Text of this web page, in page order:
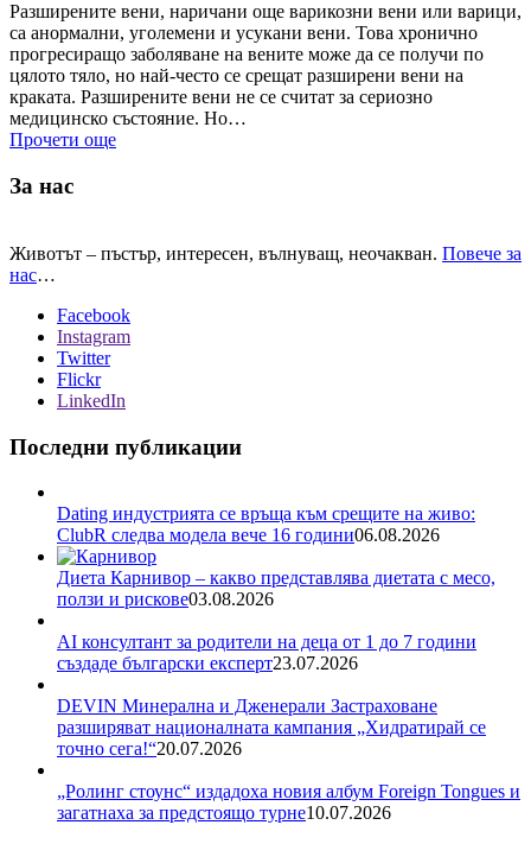
Разширените вени, наричани още варикозни вени или варици,
са анормални, уголемени и усукани вени. Това хронично
прогресиращо заболяване на вените може да се получи по
цялото тяло, но най-често се срещат разширени вени на
краката. Разширените вени не се считат за сериозно
медицинско състояние. Но…
Прочети още
За нас
Животът – пъстър, интересен, вълнуващ, неочакван. Повече за
нас…
Facebook
Instagram
Twitter
Flickr
LinkedIn
Последни публикации
Dating индустрията се връща към срещите на живо:
ClubR следва модела вече 16 години06.08.2026
Диета Карнивор – какво представлява диетата с месо,
ползи и рискове03.08.2026
AI консултант за родители на деца от 1 до 7 години
създаде български експерт23.07.2026
DEVIN Минерална и Дженерали Застраховане
разширяват националната кампания „Хидратирай се
точно сега!“20.07.2026
„Ролинг стоунс“ издадоха новия албум Foreign Tongues и
загатнаха за предстоящо турне10.07.2026